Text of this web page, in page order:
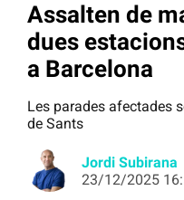
Assalten de
dues
a Barcelona
Les parades afectades
de Sants
Jordi Subirana
23/12/2025